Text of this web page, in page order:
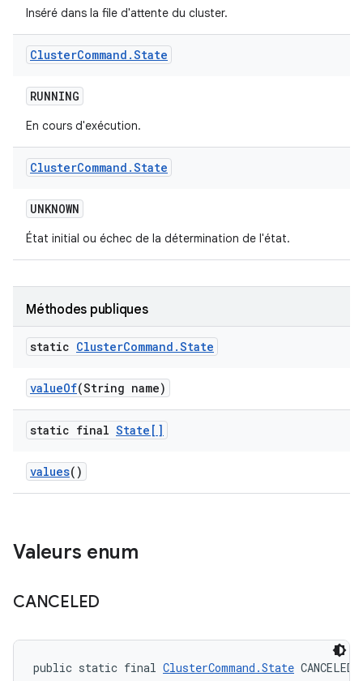
Inséré dans la file d'attente du cluster.
ClusterCommand .State
RUNNING
En cours d'exécution.
ClusterCommand .State
UNKNOWN
État initial ou échec de la détermination de l'état.
Méthodes publiques
static ClusterCommand .State
valueOf(String name)
static final State[]
values()
Valeurs enum
CANCELED
public static final ClusterCommand.State CANCELED